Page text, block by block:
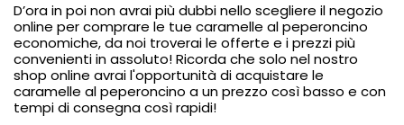
D’ora in poi non avrai più dubbi nello scegliere il negozio
online per comprare le tue caramelle al peperoncino
economiche, da noi troverai le offerte e i prezzi più
convenienti in assoluto! Ricorda che solo nel nostro
shop online avrai l'opportunità di acquistare le
caramelle al peperoncino a un prezzo così basso e con
tempi di consegna così rapidi!